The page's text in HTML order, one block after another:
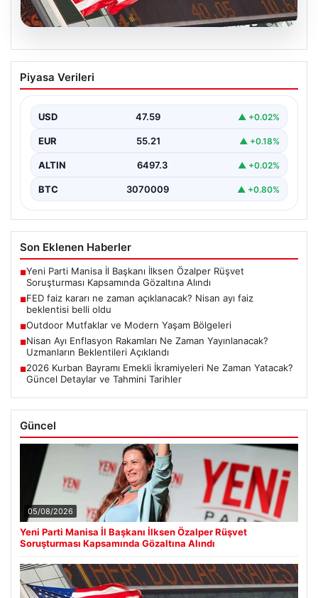
05.08.2026
FED faiz kararı ne zaman açıklanacak?
Nisan ayı faiz beklentisi belli oldu
Piyasa Verileri
USD 47.59 ▲ +0.02%
EUR 55.21 ▲ +0.18%
ALTIN 6497.3 ▲ +0.02%
BTC 3070009 ▲ +0.80%
Son Eklenen Haberler
■Yeni Parti Manisa İl Başkanı İlksen Özalper Rüşvet
Soruşturması Kapsamında Gözaltına Alındı
■FED faiz kararı ne zaman açıklanacak? Nisan ayı faiz
beklentisi belli oldu
■Outdoor Mutfaklar ve Modern Yaşam Bölgeleri
■Nisan Ayı Enflasyon Rakamları Ne Zaman Yayınlanacak?
Uzmanların Beklentileri Açıklandı
■2026 Kurban Bayramı Emekli İkramiyeleri Ne Zaman Yatacak?
Güncel Detaylar ve Tahmini Tarihler
Güncel
05/08/2026
Yeni Parti Manisa İl Başkanı İlksen Özalper Rüşvet
Soruşturması Kapsamında Gözaltına Alındı